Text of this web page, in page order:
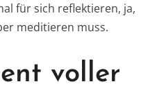
für sich reflektieren, ja,
meditieren muss.
voller